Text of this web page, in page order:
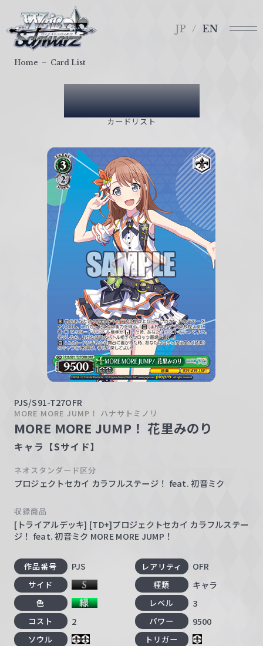
ァ
イ
JP EN
Card List
カードリスト
Home Card List
PJS/S91-T27OFR
MORE MORE JUMP！ ハナサトミノリ
MORE MORE JUMP！ 花里みのり
キャラ【Sサイド】
ネオスタンダード区分
プロジェクトセカイ カラフルステージ！ feat. 初音ミク
収録商品
[トライアルデッキ] [TD+]プロジェクトセカイ カラフルステー
ジ！ feat. 初音ミク MORE MORE JUMP！
作品番号 PJS レアリティ OFR
サイド 種類 キャラ
色 レベル 3
コスト 2 パワー 9500
ソウル
トリガー